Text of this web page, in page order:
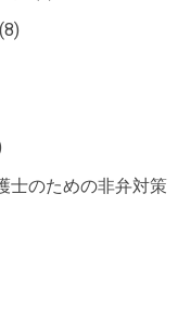
(8)
士のための非弁対策